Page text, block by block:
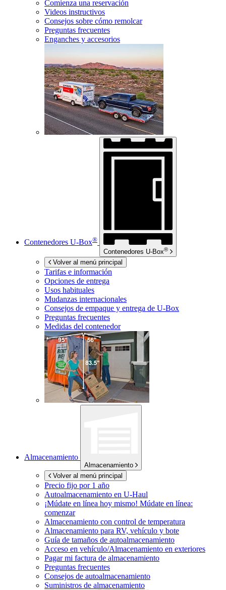
Comienza una reservación
Videos instructivos
Consejos sobre cómo remolcar
Preguntas frecuentes
Enganches y accesorios
Contenedores U-Box®
Contenedores U-Box®
Volver al menú principal
Tarifas e información
Opciones de entrega
Usos habituales
Mudanzas internacionales
Consejos de empaque y entrega de U-Box
Preguntas frecuentes
Medidas del contenedor
Almacenamiento
Almacenamiento
Volver al menú principal
Precio fijo por 1 año
Autoalmacenamiento en U-Haul
¡Múdate en línea hoy mismo! Múdate en línea:
comenzar
Almacenamiento con control de temperatura
Almacenamiento para RV, vehículo y bote
Guía de tamaños de autoalmacenamiento
Acceso en vehículo/Almacenamiento en exteriores
Pagar mi factura de almacenamiento
Preguntas frecuentes
Consejos de autoalmacenamiento
Suministros de almacenamiento